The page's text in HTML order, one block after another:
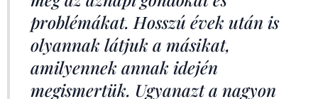
problémákat. Hosszú évek után is
olyannak látjuk a másikat,
amilyennek annak idején
megismertük. Ugyanazt a nagyon